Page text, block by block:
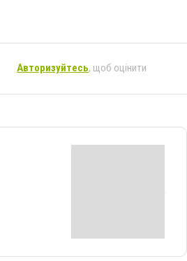
Авторизуйтесь, щоб оцінити